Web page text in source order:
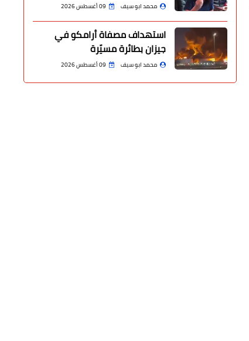
محمد ابو سيف 09 أغسطس 2026
استهداف مصفاة أرامكو في
جيزان بطائرة مسيّرة
محمد ابو سيف 09 أغسطس 2026